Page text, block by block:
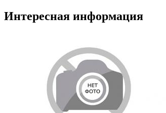
Интересная информация